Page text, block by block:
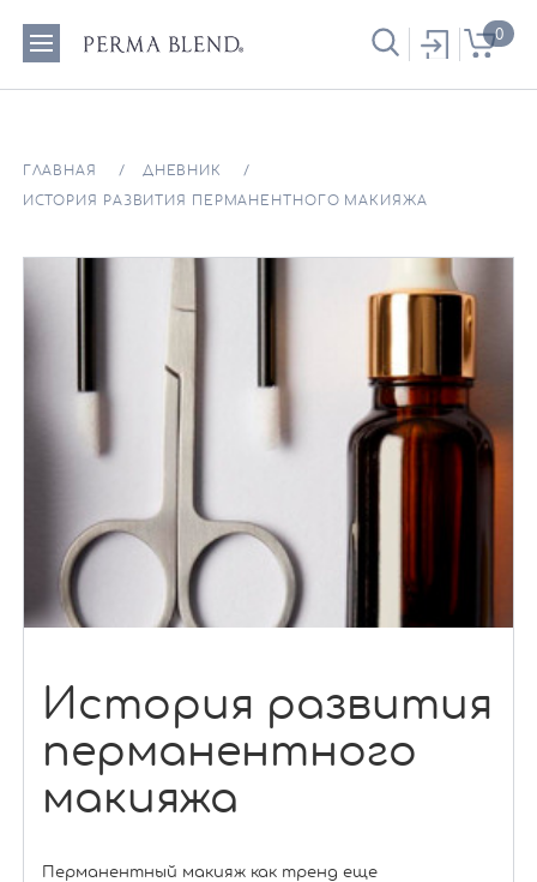
0
ГЛАВНАЯ ДНЕВНИК
ИСТОРИЯ РАЗВИТИЯ ПЕРМАНЕНТНОГО МАКИЯЖА
История развития
перманентного
макияжа
Перманентный макияж как тренд еще